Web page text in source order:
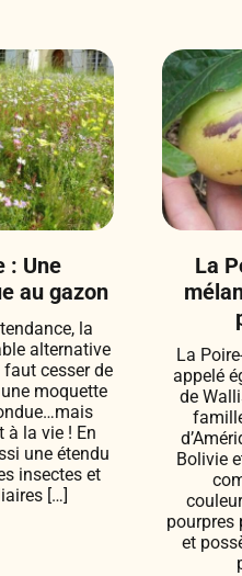
: Une
au gazon
la
alternative
cesser de
moquette
la vie ! En
une étendu
insectes et
[…]
La
La
appelé
de
Bolivie
pourpres
et